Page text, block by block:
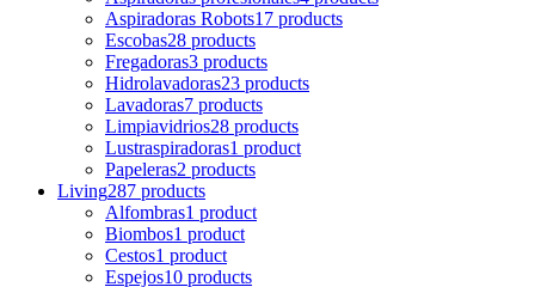
Aspiradoras Robots17 products
Escobas28 products
Fregadoras3 products
Hidrolavadoras23 products
Lavadoras7 products
Limpiavidrios28 products
Lustraspiradoras1 product
Papeleras2 products
Living287 products
Alfombras1 product
Biombos1 product
Cestos1 product
Espejos10 products